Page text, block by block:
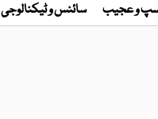
و عجیب سائنس و ٹیکنالوجی